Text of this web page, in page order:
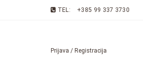
TEL: +385 99 337 3730
Prijava / Registracija